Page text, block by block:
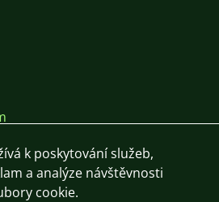
k poskytování služeb,
a analýze návštěvnosti
cookie.